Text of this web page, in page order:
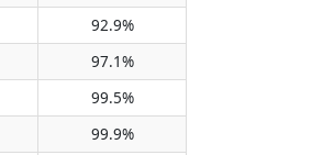
92.9%
97.1%
99.5%
99.9%